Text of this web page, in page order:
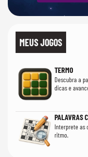
MEUS JOGOS
TERMO
Descubra a
dicas e
PALAVRAS
Interprete as
ritmo.